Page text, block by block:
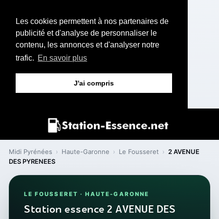
Les cookies permettent à nos partenaires de
publicité et d'analyse de personnaliser le
contenu, les annonces et d'analyser notre
trafic. En savoir plus
J'ai compris
Midi Pyrénées › Haute-Garonne › Le Fousseret › 2 AVENUE
DES PYRENEES
LE FOUSSERET · HAUTE-GARONNE
Station essence 2 AVENUE DES